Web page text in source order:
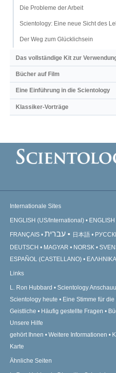
Die Probleme der Arbeit
Scientology: Eine neue Sicht des
Der Weg zum Glücklichsein
Das vollständige Kit zur
Bücher auf Film
Eine Einführung in die Scientology
Klassiker-Vorträge
Internationale Sites
ENGLISH (US/International)
FRANÇAIS עברית 日本語
DEUTSCH
MAGYAR NORSK
ESPAÑOL (CASTELLANO)
ΕΛΛΗΝΙΚA
Links
L. Ron Hubbard Scientology
Scientology heute
Eine Stimme für
Geistliche
Häufig gestellte Fragen
Unsere Hilfe
gehört Ihnen
Weitere Informationen
Karte
Ähnliche Seiten